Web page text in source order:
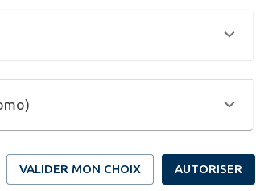
VALIDER MON CHOIX AUTORISER